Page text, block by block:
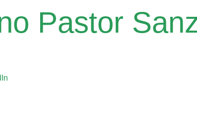
Pastor